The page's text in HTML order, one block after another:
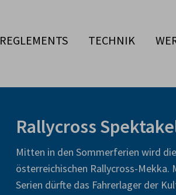
REGLEMENTS TECHNIK
Rallycross
Mitten in den Sommerferien wird
österreichischen Rallycross-
Serien dürfte das Fahrerlager der